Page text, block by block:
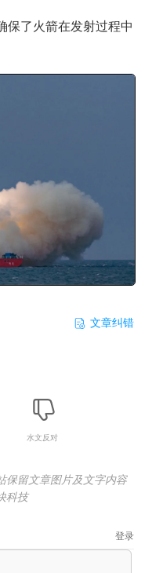
保了火箭在发射过程中
文章纠错
水文反对
保留文章图片及文字内容
科技
登录